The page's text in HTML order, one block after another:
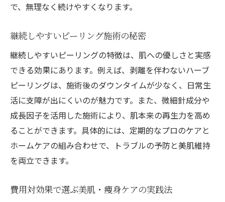
で、無理なく続けやすくなります。
継続しやすいピーリング施術の秘密
継続しやすいピーリングの特徴は、肌への優しさと実感
できる効果にあります。例えば、剥離を伴わないハーブ
ピーリングは、施術後のダウンタイムが少なく、日常生
活に支障が出にくいのが魅力です。また、微細針成分や
成長因子を活用した施術により、肌本来の再生力を高め
ることができます。具体的には、定期的なプロのケアと
ホームケアの組み合わせで、トラブルの予防と美肌維持
を両立できます。
費用対効果で選ぶ美肌・痩身ケアの実践法